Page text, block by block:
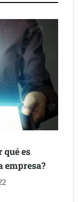
semestre de 2026
espacios de la
qué es
empresa?